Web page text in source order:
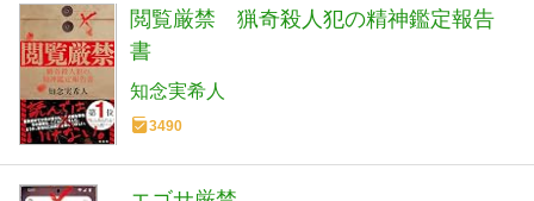
閲覧厳禁 猟奇殺人犯の精神鑑定報告
書
知念実希人
3490